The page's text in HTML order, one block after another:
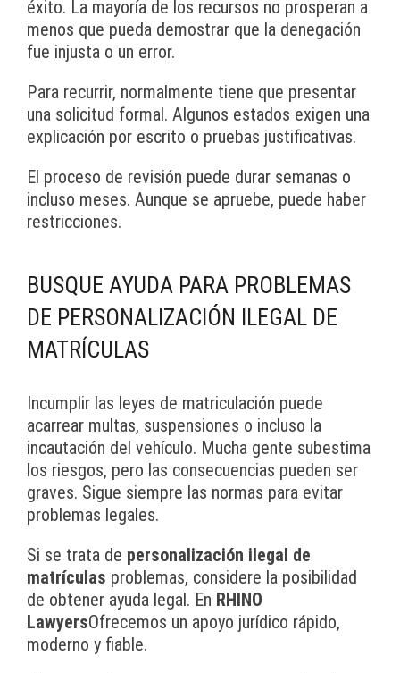
éxito. La mayoría de los recursos no prosperan a
menos que pueda demostrar que la denegación
fue injusta o un error.
Para recurrir, normalmente tiene que presentar
una solicitud formal. Algunos estados exigen una
explicación por escrito o pruebas justificativas.
El proceso de revisión puede durar semanas o
incluso meses. Aunque se apruebe, puede haber
restricciones.
BUSQUE AYUDA PARA PROBLEMAS
DE PERSONALIZACIÓN ILEGAL DE
MATRÍCULAS
Incumplir las leyes de matriculación puede
acarrear multas, suspensiones o incluso la
incautación del vehículo. Mucha gente subestima
los riesgos, pero las consecuencias pueden ser
graves. Sigue siempre las normas para evitar
problemas legales.
Si se trata de personalización ilegal de
matrículas problemas, considere la posibilidad
de obtener ayuda legal. En RHINO
LawyersOfrecemos un apoyo jurídico rápido,
moderno y fiable.